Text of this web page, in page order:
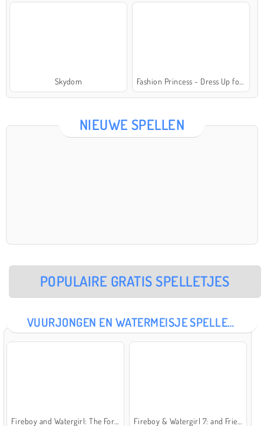
Skydom
NIEUWE SPELLEN
POPULAIRE GRATIS SPELLETJES
VUURJONGEN EN WATERMEISJE SPELLETJES